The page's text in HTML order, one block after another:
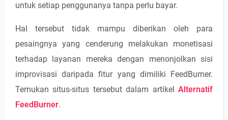
untuk setiap penggunanya tanpa perlu bayar.
Hal tersebut tidak mampu diberikan oleh para
pesaingnya yang cenderung melakukan monetisasi
terhadap layanan mereka dengan menonjolkan sisi
improvisasi daripada fitur yang dimiliki FeedBurner.
Temukan situs-situs tersebut dalam artikel Alternatif
FeedBurner.